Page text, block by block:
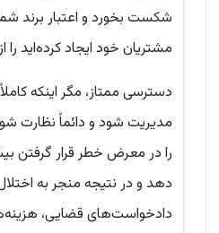
شکست بخورد و اعتبار برند
مشتریان خود ایجاد کرده‌اید را
دسترسی ممتاز، مگر اینکه
مدیریت شود و دائماً نظارت
را در معرض خطر قرار گرفتن
دهد و در نتیجه منجر به
دادخواست‌های قضایی،